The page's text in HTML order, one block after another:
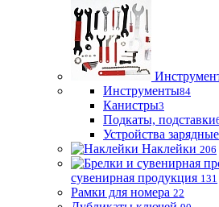
Инструменты84
Канистры3
Подкаты, подставки
Устройства
Наклейки 206
сувенирная продукция 131
Рамки для номера 22